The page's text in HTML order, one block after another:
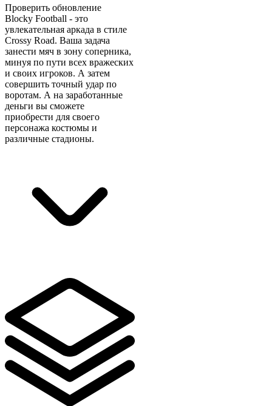
Проверить обновление
Blocky Football - это
увлекательная аркада в стиле
Crossy Road. Ваша задача
занести мяч в зону соперника,
минуя по пути всех вражеских
и своих игроков. А затем
совершить точный удар по
воротам. А на заработанные
деньги вы сможете
приобрести для своего
персонажа костюмы и
различные стадионы.